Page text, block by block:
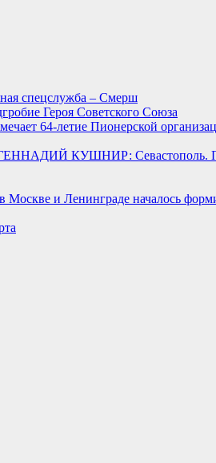
спецслужба – Смерш
Героя Советского Союза
64-летие Пионерской
КУШНИР: Севастополь.
Москве и Ленинграде началось